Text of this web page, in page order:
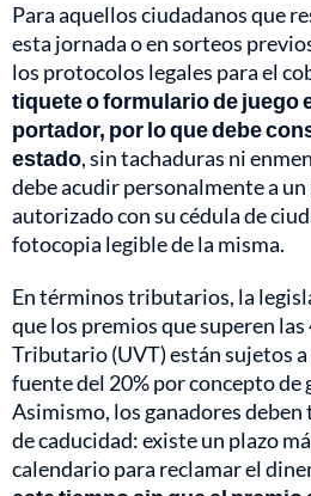
Para aquellos ciudadanos que
esta jornada o en sorteos
los protocolos legales para el
tiquete o formulario de juego
portador, por lo que debe
estado, sin tachaduras ni
debe acudir personalmente a
autorizado con su cédula de
fotocopia legible de la misma.
En términos tributarios, la
que los premios que superen
Tributario (UVT) están sujetos
fuente del 20% por concepto de
Asimismo, los ganadores
de caducidad: existe un plazo
calendario para reclamar el